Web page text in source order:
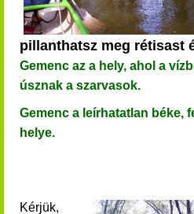
pillanthatsz meg rétisast
Gemenc az a hely, ahol a
úsznak a szarvasok.
Gemenc a leírhatatlan béke,
helye.
Kérjük,